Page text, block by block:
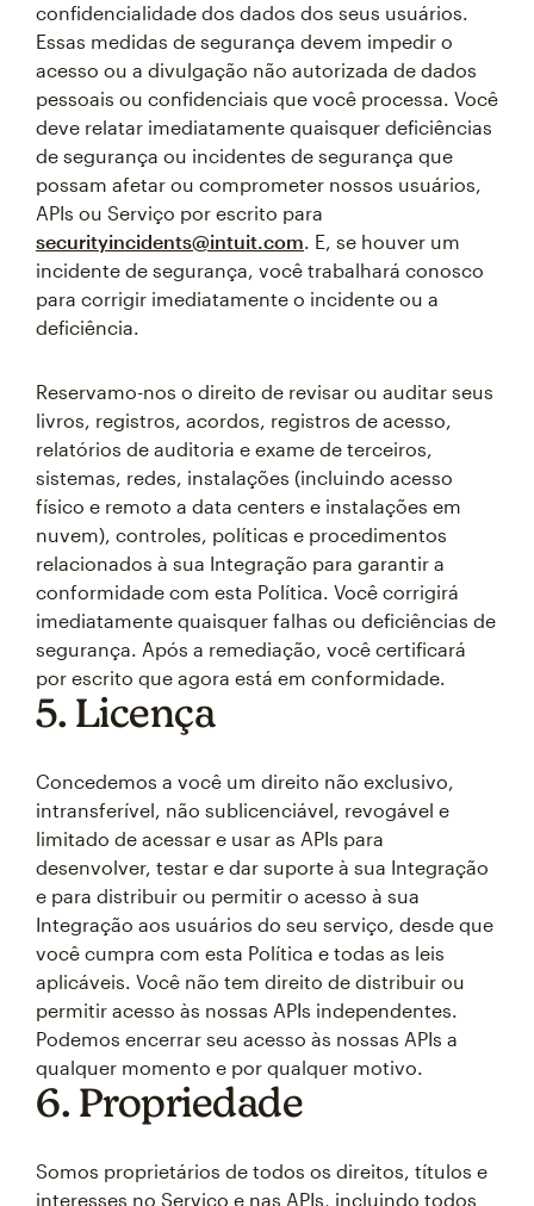
confidencialidade dos dados dos seus usuários.
Essas medidas de segurança devem impedir o
acesso ou a divulgação não autorizada de dados
pessoais ou confidenciais que você processa. Você
deve relatar imediatamente quaisquer deficiências
de segurança ou incidentes de segurança que
possam afetar ou comprometer nossos usuários,
APIs ou Serviço por escrito para
securityincidents@intuit.com. E, se houver um
incidente de segurança, você trabalhará conosco
para corrigir imediatamente o incidente ou a
deficiência.
Reservamo-nos o direito de revisar ou auditar seus
livros, registros, acordos, registros de acesso,
relatórios de auditoria e exame de terceiros,
sistemas, redes, instalações (incluindo acesso
físico e remoto a data centers e instalações em
nuvem), controles, políticas e procedimentos
relacionados à sua Integração para garantir a
conformidade com esta Política. Você corrigirá
imediatamente quaisquer falhas ou deficiências de
segurança. Após a remediação, você certificará
por escrito que agora está em conformidade.
5. Licença
Concedemos a você um direito não exclusivo,
intransferível, não sublicenciável, revogável e
limitado de acessar e usar as APIs para
desenvolver, testar e dar suporte à sua Integração
e para distribuir ou permitir o acesso à sua
Integração aos usuários do seu serviço, desde que
você cumpra com esta Política e todas as leis
aplicáveis. Você não tem direito de distribuir ou
permitir acesso às nossas APIs independentes.
Podemos encerrar seu acesso às nossas APIs a
qualquer momento e por qualquer motivo.
6. Propriedade
Somos proprietários de todos os direitos, títulos e
interesses no Serviço e nas APIs, incluindo todos